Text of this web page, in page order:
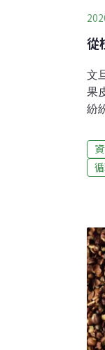
從
文
果
紛
文
實
園
台
和
示
碎